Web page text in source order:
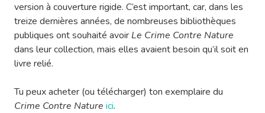
version à couverture rigide. C’est important, car, dans les
treize dernières années, de nombreuses bibliothèques
publiques ont souhaité avoir Le Crime Contre Nature
dans leur collection, mais elles avaient besoin qu’il soit en
livre relié.
Tu peux acheter (ou télécharger) ton exemplaire du
Crime Contre Nature ici.